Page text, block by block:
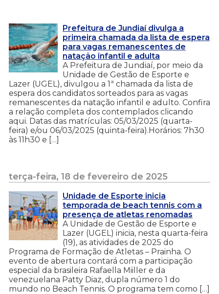
Prefeitura de Jundiaí divulga a
primeira chamada da lista de espera
para vagas remanescentes de
natação infantil e adulta
A Prefeitura de Jundiaí, por meio da
Unidade de Gestão de Esporte e
Lazer (UGEL), divulgou a 1ª chamada da lista de
espera dos candidatos sorteados para as vagas
remanescentes da natação infantil e adulto. Confira
a relação completa dos contemplados clicando
aqui. Datas das matrículas: 05/03/2025 (quarta-
feira) e/ou 06/03/2025 (quinta-feira).Horários: 7h30
às 11h30 e […]
terça-feira, 18 de fevereiro de 2025
Unidade de Esporte inicia
temporada de beach tennis com a
presença de atletas renomadas
A Unidade de Gestão de Esporte e
Lazer (UGEL) inicia, nesta quarta-feira
(19), as atividades de 2025 do
Programa de Formação de Atletas – Prainha. O
evento de abertura contará com a participação
especial da brasileira Rafaella Miiller e da
venezuelana Patty Diaz, dupla número 1 do
mundo no Beach Tennis. O programa tem como […]